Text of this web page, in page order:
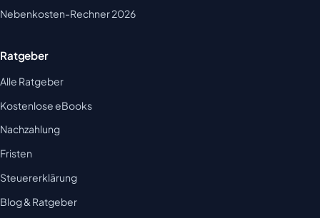
Nebenkosten-Rechner 2026
Ratgeber
Alle Ratgeber
Kostenlose eBooks
Nachzahlung
Fristen
Steuererklärung
Blog & Ratgeber